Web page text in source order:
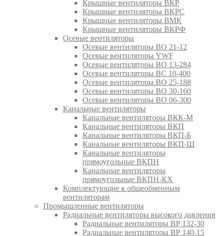
Крышные вентиляторы ВКР
Крышные вентиляторы ВКРС
Крышные вентиляторы ВМК
Крышные вентиляторы ВКРФ
Осевые вентиляторы
Осевые вентиляторы ВО 21-12
Осевые вентиляторы YWF
Осевые вентиляторы ВО 13-284
Осевые вентиляторы ВС 10-400
Осевые вентиляторы ВО 25-188
Осевые вентиляторы ВО 30-160
Осевые вентиляторы ВО 06-300
Канальные вентиляторы
Канальные вентиляторы ВКК-М
Канальные вентиляторы ВКП
Канальные вентиляторы ВКП-Б
Канальные вентиляторы ВКП-Ш
Канальные вентиляторы
прямоугольные ВКПН
Канальные вентиляторы
прямоугольные ВКПН-КХ
Комплектующие к общеобменным
вентиляторам
Промышленные вентиляторы
Радиальные вентиляторы высокого давления
Радиальные вентиляторы ВР 132-30
Радиальные вентиляторы ВР 140-15